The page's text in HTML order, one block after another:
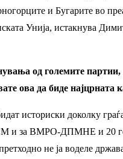
и Бугарите во
Унија, истакнува
од големите
ова да биде најцрната
историски доколку
и за ВМРО-ДПМНЕ и 20
не ја воделе